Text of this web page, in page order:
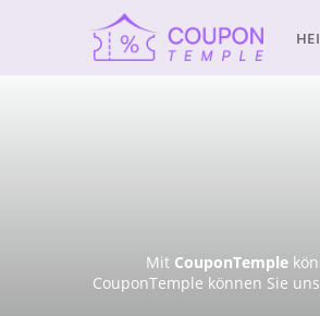
Mit CouponTemple
CouponTemple können Sie